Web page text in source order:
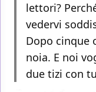
lettori?
vedervi
Dopo cinque
noia. E noi
due tizi con